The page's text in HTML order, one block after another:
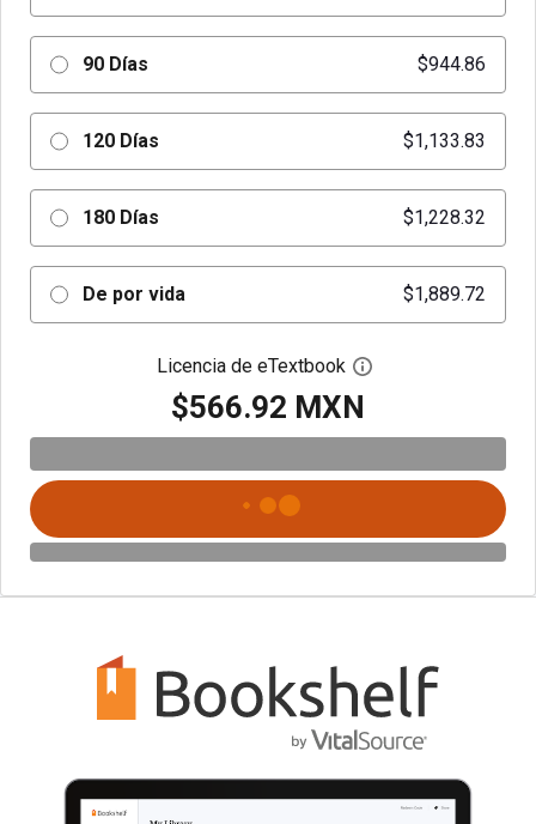
90 Días $944.86
120 Días $1,133.83
180 Días $1,228.32
De por vida $1,889.72
Licencia de eTextbook Abre el cuadro de
$566.92 MXN